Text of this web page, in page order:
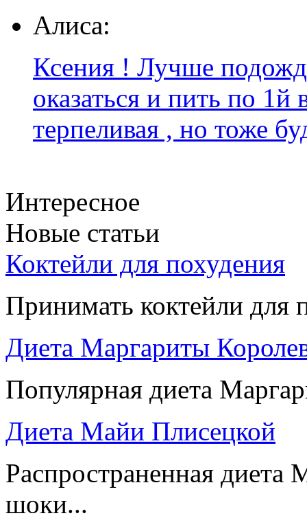
Алиса:
Ксения ! Лучше
оказаться и пить по 1й
терпеливая , но тоже
Интересное
Новые статьи
Коктейли для похудения
Принимать коктейли для
Диета Маргариты
Популярная диета
Диета Майи Плисецкой
Распространенная
шоки...